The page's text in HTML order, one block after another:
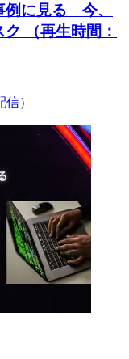
例に見る 今、
（再生時間：
）